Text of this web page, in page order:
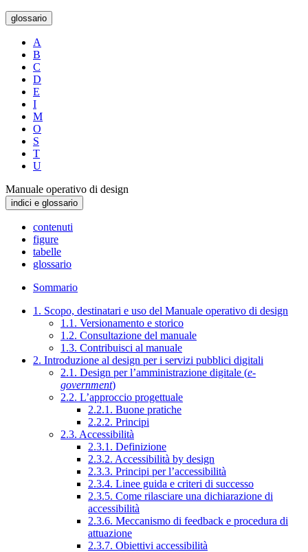
glossario
A
B
C
D
E
I
M
O
S
T
U
Manuale operativo di design
indici e glossario
contenuti
figure
tabelle
glossario
Sommario
1. Scopo, destinatari e uso del Manuale operativo di design
1.1. Versionamento e storico
1.2. Consultazione del manuale
1.3. Contribuisci al manuale
2. Introduzione al design per i servizi pubblici digitali
2.1. Design per l’amministrazione digitale (e-
government)
2.2. L’approccio progettuale
2.2.1. Buone pratiche
2.2.2. Principi
2.3. Accessibilità
2.3.1. Definizione
2.3.2. Accessibilità by design
2.3.3. Principi per l’accessibilità
2.3.4. Linee guida e criteri di successo
2.3.5. Come rilasciare una dichiarazione di
accessibilità
2.3.6. Meccanismo di feedback e procedura di
attuazione
2.3.7. Obiettivi accessibilità